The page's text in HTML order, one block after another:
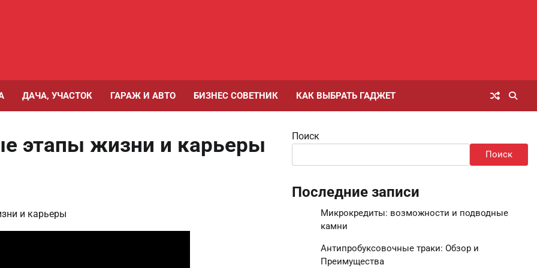
ДАЧА, УЧАСТОК ГАРАЖ И АВТО БИЗНЕС СОВЕТНИК КАК ВЫБРАТЬ ГАДЖЕТ
этапы жизни и карьеры Поиск
Поиск
Последние записи
Микрокредиты: возможности и подводные
камни
Антипробуксовочные траки: Обзор и
Преимущества